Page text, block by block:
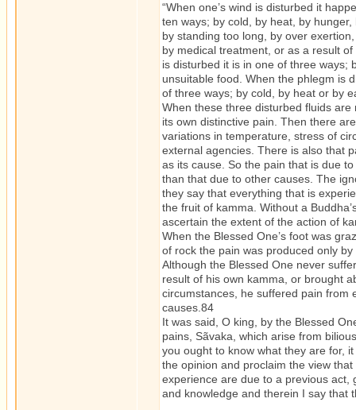
“When one’s wind is disturbed it
ten ways; by cold, by heat, by
by standing too long, by over
by medical treatment, or as a result
is disturbed it is in one of three ways;
unsuitable food. When the phlegm is
of three ways; by cold, by heat or by
When these three disturbed fluids are
its own distinctive pain. Then there
variations in temperature, stress of
external agencies. There is also that
as its cause. So the pain that is due
than that due to other causes. The
they say that everything that is
the fruit of kamma. Without a
ascertain the extent of the action of
When the Blessed One’s foot was
of rock the pain was produced only
Although the Blessed One never
result of his own kamma, or brought
circumstances, he suffered pain from
causes.84
It was said, O king, by the Blessed
pains, Sãvaka, which arise from
you ought to know what they are for,
the opinion and proclaim the view
experience are due to a previous act,
and knowledge and therein I say that